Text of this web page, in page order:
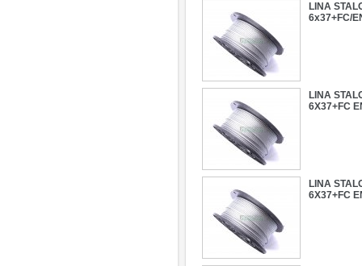
LINA
6x37+FC/
LINA
6X37+FC
LINA
6X37+FC